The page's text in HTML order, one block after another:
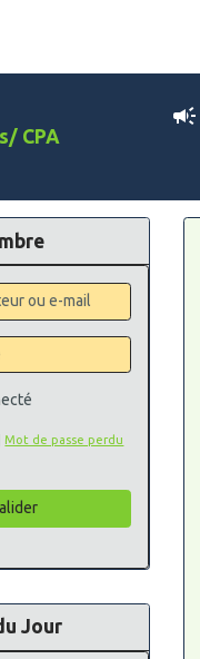
CPA
Mot de passe perdu
Jour